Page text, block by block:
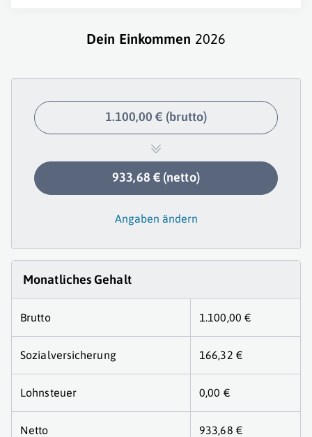
Dein Einkommen 2026
1.100,00 € (brutto)
933,68 € (netto)
Angaben ändern
Monatliches Gehalt
Brutto 1.100,00 €
Sozialversicherung 166,32 €
Lohnsteuer 0,00 €
Netto 933,68 €